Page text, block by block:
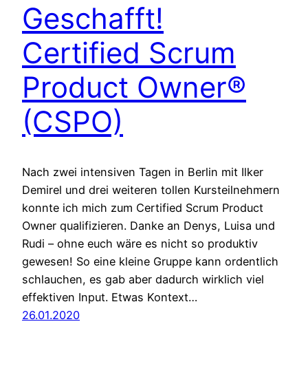
Geschafft!
Certified Scrum
Product Owner®
(CSPO)
Nach zwei intensiven Tagen in Berlin mit Ilker
Demirel und drei weiteren tollen Kursteilnehmern
konnte ich mich zum Certified Scrum Product
Owner qualifizieren. Danke an Denys, Luisa und
Rudi – ohne euch wäre es nicht so produktiv
gewesen! So eine kleine Gruppe kann ordentlich
schlauchen, es gab aber dadurch wirklich viel
effektiven Input. Etwas Kontext…
26.01.2020